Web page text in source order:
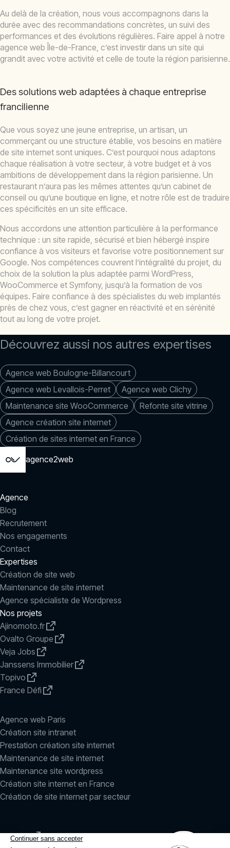
Au delà de la création, nous vous accompagnons dans la
durée avec des recommandations concrètes, un suivi des
performances et des évolutions régulières. Faire appel à notre
agence web Île-de-France, c’est investir dans un site qui
grandit avec votre activité et celle de toute la région parisienne.
Des solutions web adaptées à chaque entreprise
francilienne
Que vous soyez une jeune entreprise, un artisan, un
commerçant ou une structure établie, vos besoins en matière
de site internet sont uniques. C’est pourquoi nous adaptons
chaque réalisation à votre secteur, à votre budget et à vos
ambitions de développement dans la région parisienne. Un
restaurant n’aura pas les mêmes attentes qu’un cabinet de
conseil ou qu’une boutique en ligne, et notre rôle est de traduire
ces spécificités en un site efficace.
Nous accordons une attention particulière à la performance
technique : un site rapide, sécurisé et bien hébergé inspire
confiance à vos visiteurs et favorise votre positionnement sur
Google. Nos compétences couvrent l’intégralité du projet, du
choix de la solution la plus adaptée parmi WordPress,
WooCommerce et Symfony, jusqu’à la formation de vos
équipes. Faire confiance à des spécialistes du web implantés
près de chez vous, c’est gagner en réactivité et en sérénité
tout au long de votre projet.
Découvrez aussi nos autres expertises
Agence web Boulogne-Billancourt
Agence web Levallois-Perret
Agence web Clichy
Maintenance site WooCommerce
Refonte site vitrine
Agence création site internet
Création de sites internet en France
agence2web
Agence
Blog
Recrutement
Nos engagements
Contact
Expertises
Création de site web
Maintenance de site internet
Agence spécialiste de Wordpress
Nos projets
Ajinomoto.fr
Ovalto Groupe
Veja Jobs
Janssens Immobilier
Topivo
France Défi
Agence web Paris
Création site intranet
Prestation création site internet
Maintenance de site internet
Maintenance site wordpress
Création site internet en France
Création de site internet par secteur
LinkedIn